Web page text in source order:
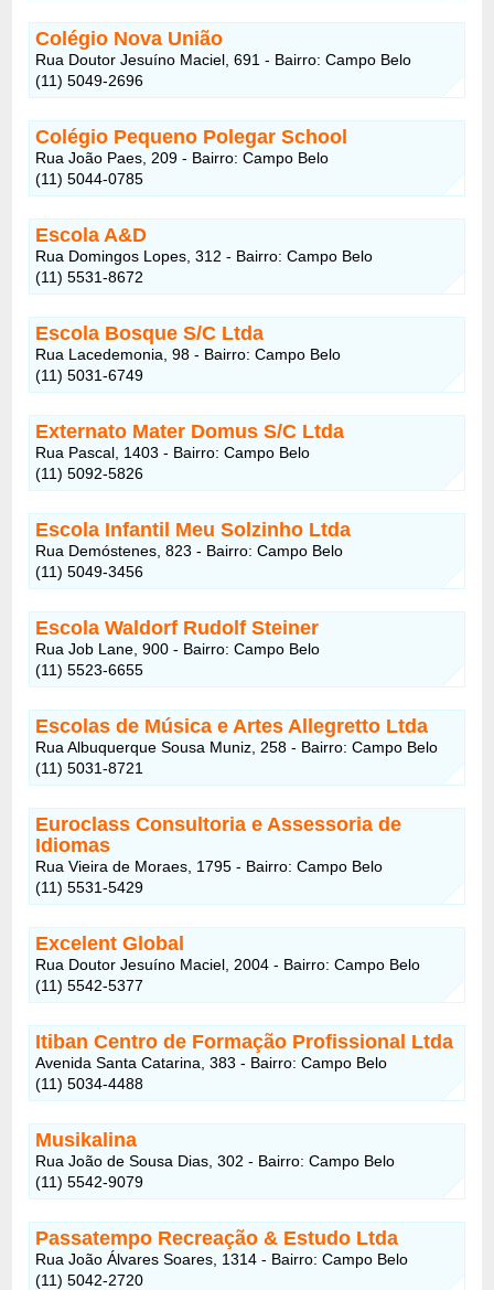
Colégio Nova União
Rua Doutor Jesuíno Maciel, 691 - Bairro: Campo Belo
(11) 5049-2696
Colégio Pequeno Polegar School
Rua João Paes, 209 - Bairro: Campo Belo
(11) 5044-0785
Escola A&D
Rua Domingos Lopes, 312 - Bairro: Campo Belo
(11) 5531-8672
Escola Bosque S/C Ltda
Rua Lacedemonia, 98 - Bairro: Campo Belo
(11) 5031-6749
Externato Mater Domus S/C Ltda
Rua Pascal, 1403 - Bairro: Campo Belo
(11) 5092-5826
Escola Infantil Meu Solzinho Ltda
Rua Demóstenes, 823 - Bairro: Campo Belo
(11) 5049-3456
Escola Waldorf Rudolf Steiner
Rua Job Lane, 900 - Bairro: Campo Belo
(11) 5523-6655
Escolas de Música e Artes Allegretto Ltda
Rua Albuquerque Sousa Muniz, 258 - Bairro: Campo Belo
(11) 5031-8721
Euroclass Consultoria e Assessoria de
Idiomas
Rua Vieira de Moraes, 1795 - Bairro: Campo Belo
(11) 5531-5429
Excelent Global
Rua Doutor Jesuíno Maciel, 2004 - Bairro: Campo Belo
(11) 5542-5377
Itiban Centro de Formação Profissional Ltda
Avenida Santa Catarina, 383 - Bairro: Campo Belo
(11) 5034-4488
Musikalina
Rua João de Sousa Dias, 302 - Bairro: Campo Belo
(11) 5542-9079
Passatempo Recreação & Estudo Ltda
Rua João Álvares Soares, 1314 - Bairro: Campo Belo
(11) 5042-2720